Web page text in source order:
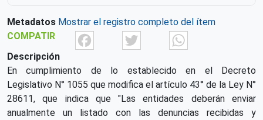
Metadatos Mostrar el registro completo del ítem
COMPATIR
FacebookTwitter
Descripción
En cumplimiento de lo establecido en el Decreto
Legislativo N° 1055 que modifica el artículo 43° de la Ley N°
28611, que indica que "Las entidades deberán enviar
anualmente un listado con las denuncias recibidas y